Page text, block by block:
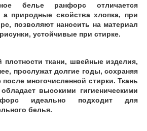
белье ранфорс отличается
а природные свойства хлопка, при
позволяют наносить на материал
устойчивые при стирке.
плотности ткани, швейные изделия,
прослужат долгие годы, сохраняя
после многочисленной стирки. Ткань
высокими гигиеническими
идеально подходит для
белья.